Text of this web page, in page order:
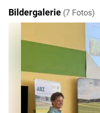
Bildergalerie (7 Fotos)